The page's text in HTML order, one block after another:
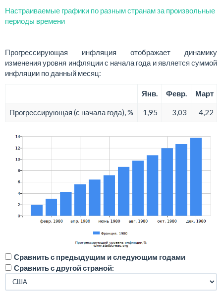
Настраиваемые графики по разным странам за произвольные
периоды времени
Прогрессирующая инфляция отображает динамику
изменения уровня инфляции с начала года и является суммой
инфляции по данный месяц:
Янв. Февр. Март
Прогрессирующая (с начала года), % 1,95 3,03 4,22
Сравнить с предыдущим и следующим годами
Сравнить с другой страной: